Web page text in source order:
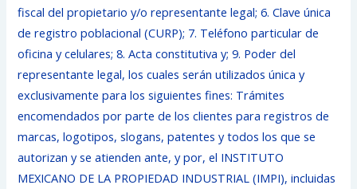
fiscal del propietario y/o representante legal; 6. Clave única
de registro poblacional (CURP); 7. Teléfono particular de
oficina y celulares; 8. Acta constitutiva y; 9. Poder del
representante legal, los cuales serán utilizados única y
exclusivamente para los siguientes fines: Trámites
encomendados por parte de los clientes para registros de
marcas, logotipos, slogans, patentes y todos los que se
autorizan y se atienden ante, y por, el INSTITUTO
MEXICANO DE LA PROPIEDAD INDUSTRIAL (IMPI), incluidas